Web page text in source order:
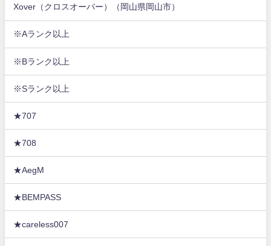
Xover（クロスオーバー）（岡山県岡山市）
※Aランク以上
※Bランク以上
※Sランク以上
★707
★708
★AegM
★BEMPASS
★careless007